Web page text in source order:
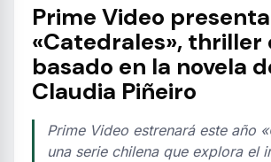
Prime Video presenta
«Catedrales», thriller
basado en la novela
Claudia Piñeiro
Prime Video estrenará este año
una serie chilena que explora el